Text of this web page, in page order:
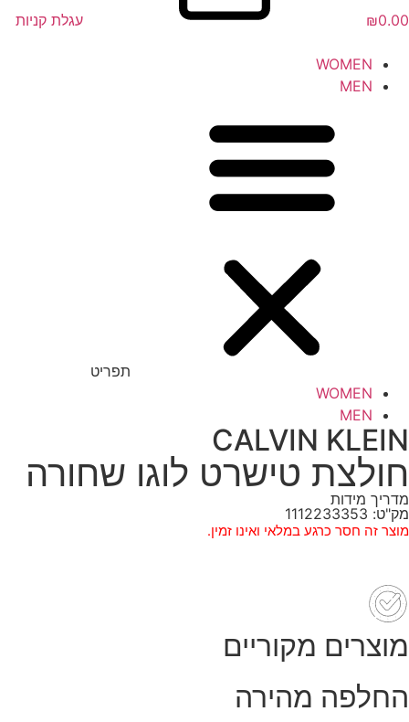
₪0.00 עגלת קניות
WOMEN
MEN
תפריט
WOMEN
MEN
CALVIN KLEIN
חולצת טישרט לוגו שחורה
מדריך מידות
מק"ט: 1112233353
מוצר זה חסר כרגע במלאי ואינו זמין.
מוצרים מקוריים
החלפה מהירה